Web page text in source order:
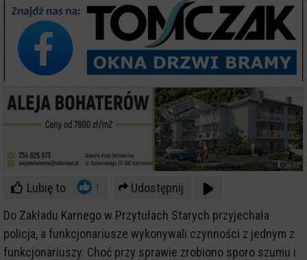
Lubię to 1
Udostępnij
Do Zakładu Karnego w Przytułach Starych przyjechała
policja, a funkcjonariusze wykonywali czynności z jednym z
funkcjonariuszy. Choć przy sprawie zrobiono sporo szumu i